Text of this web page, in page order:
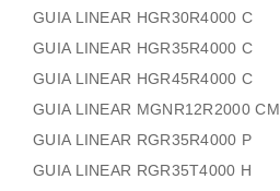
GUIA LINEAR HGR30R4000 C
GUIA LINEAR HGR35R4000 C
GUIA LINEAR HGR45R4000 C
GUIA LINEAR MGNR12R2000 CM
GUIA LINEAR RGR35R4000 P
GUIA LINEAR RGR35T4000 H